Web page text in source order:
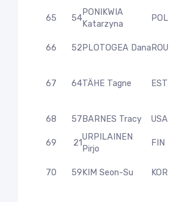
65 54
PONIKWIA
Katarzyna
POL
66 52 PLOTOGEA Dana ROU
67 64TÄHE Tagne EST
68 57 BARNES Tracy USA
69 21
URPILAINEN
Pirjo
FIN
70 59 KIM Seon-Su KOR